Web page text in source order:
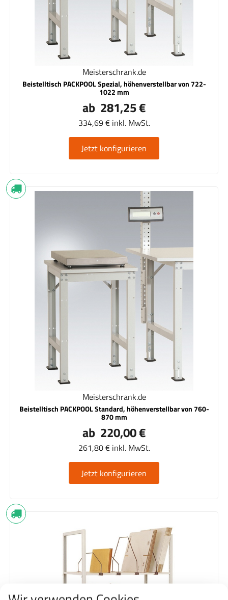
Meisterschrank.de
Beistelltisch PACKPOOL Spezial, höhenverstellbar von 722-
1022 mm
ab 281,25 €
334,69 € inkl. MwSt.
Jetzt konfigurieren
Meisterschrank.de
Beistelltisch PACKPOOL Standard, höhenverstellbar von 760-
870 mm
ab 220,00 €
261,80 € inkl. MwSt.
Jetzt konfigurieren